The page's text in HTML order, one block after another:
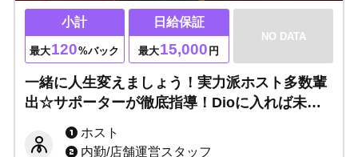
小計
最大120%バック
日給保証
最大15,000 円
NO DATA
一緒に人生変えましょう！実力派ホスト多数輩
出☆サポーターが徹底指導！Dioに入れば未来
が変わる！ぜひ一度体験入店にお越しくださ
い！
ホスト
内勤/店舗運営スタッフ